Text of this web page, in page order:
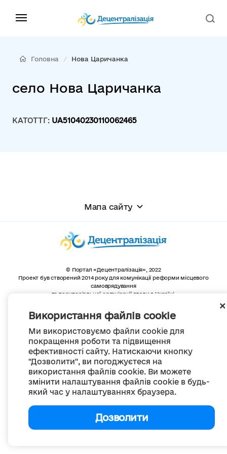
Використання файлів cookie
Ми використовуємо файли cookie для
покращення роботи та підвищення
ефективності сайту. Натискаючи кнопку
"Дозволити", ви погоджуєтеся на
використання файлів cookie. Ви можете
змінити налаштування файлів cookie в будь-
який час у налаштуваннях браузера.
Дозволити
Головна Нова Царичанка
село Нова Царичанка
КАТОТТГ: UA51040230110062465
Мапа сайту
© Портал «Децентралізація», 2022
Проект був створений 2014 року для комунікації реформи місцевого
самоврядування
та територіальної організації влади в Україні.
Весь контент доступний за ліцензією
Creative Commons Attribution 4.0 International license,
якщо не зазначено інше